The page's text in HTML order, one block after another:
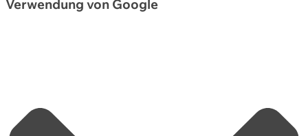
Verwendung von Google